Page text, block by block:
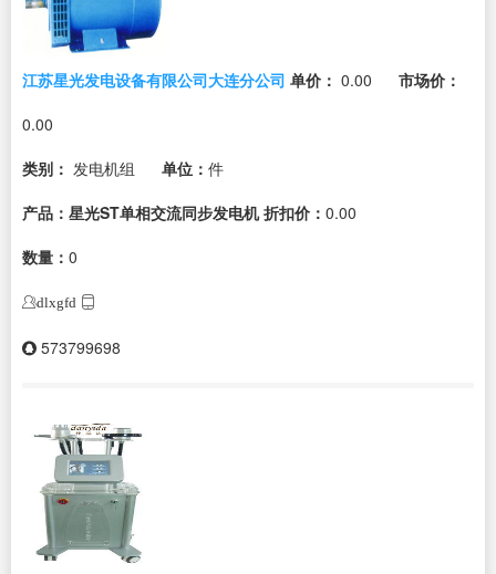
江苏星光发电设备有限公司大连分公司 单价： 0.00
市场价：
0.00
类别： 发电机组 单位： 件
产品：星光ST单相交流同步发电机 折扣价： 0.00
数量： 0
dlxgfd
573799698